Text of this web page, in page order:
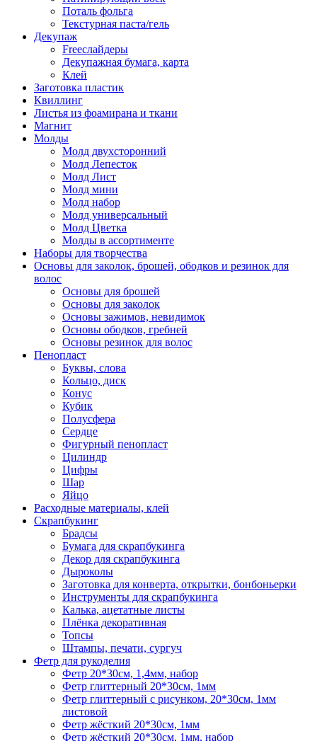
Поталь фольга
Текстурная паста/гель
Декупаж
Freeслайдеры
Декупажная бумага, карта
Клей
Заготовка пластик
Квиллинг
Листья из фоамирана и ткани
Магнит
Молды
Молд двухсторонний
Молд Лепесток
Молд Лист
Молд мини
Молд набор
Молд универсальный
Молд Цветка
Молды в ассортименте
Наборы для творчества
Основы для заколок, брошей, ободков и резинок для
волос
Основы для брошей
Основы для заколок
Основы зажимов, невидимок
Основы ободков, гребней
Основы резинок для волос
Пенопласт
Буквы, слова
Кольцо, диск
Конус
Кубик
Полусфера
Сердце
Фигурный пенопласт
Цилиндр
Цифры
Шар
Яйцо
Расходные материалы, клей
Скрапбукинг
Брадсы
Бумага для скрапбукинга
Декор для скрапбукинга
Дыроколы
Заготовка для конверта, открытки, бонбоньерки
Инструменты для скрапбукинга
Калька, ацетатные листы
Плёнка декоративная
Топсы
Штампы, печати, сургуч
Фетр для рукоделия
Фетр 20*30см, 1,4мм, набор
Фетр глиттерный 20*30см, 1мм
Фетр глиттерный с рисунком, 20*30см, 1мм
листовой
Фетр жёсткий 20*30см, 1мм
Фетр жёсткий 20*30см, 1мм, набор